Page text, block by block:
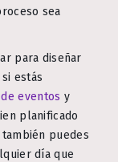
sea
para diseñar
estás
eventos y
planificado
puedes
día que